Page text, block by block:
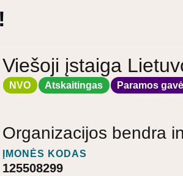
Viešoji įstaiga
NVO Atskaitingas Paramos
Organizacijos bendra
ĮMONĖS KODAS
125508299